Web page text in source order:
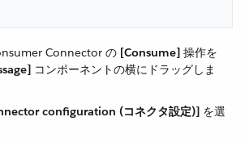
Connector の [Consume] ​ 操作を ​
​ コンポーネントの横にドラッグしま
configuration (コネクタ設定)] ​ を選